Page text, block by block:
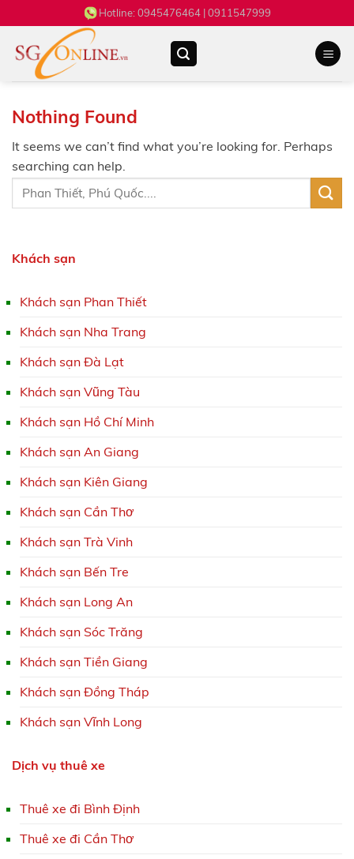
to
content
Hotline:0945476464 | 0911547999
Khách sạn
Khách sạn Phan Thiết
Khách sạn Nha Trang
Khách sạn Đà Lạt
Khách sạn Vũng Tàu
Khách sạn Hồ Chí Minh
Khách sạn An Giang
Khách sạn Kiên Giang
Khách sạn Cần Thơ
Khách sạn Trà Vinh
Khách sạn Bến Tre
Khách sạn Long An
Khách sạn Sóc Trăng
Khách sạn Tiền Giang
Khách sạn Đồng Tháp
Khách sạn Vĩnh Long
Dịch vụ thuê xe
Thuê xe đi Bình Định
Thuê xe đi Cần Thơ
Nothing Found
It seems we can’t find what you’re looking for. Perhaps
searching can help.